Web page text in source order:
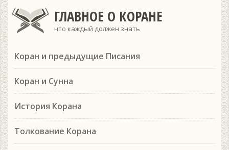
ГЛАВНОЕ О КОРАНЕ
что каждый должен знать
Коран и предыдущие Писания
Коран и Сунна
История Корана
Толкование Корана